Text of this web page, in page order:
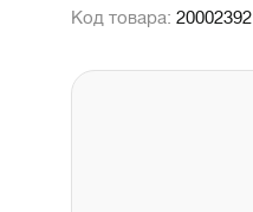
Код товара: 20002392